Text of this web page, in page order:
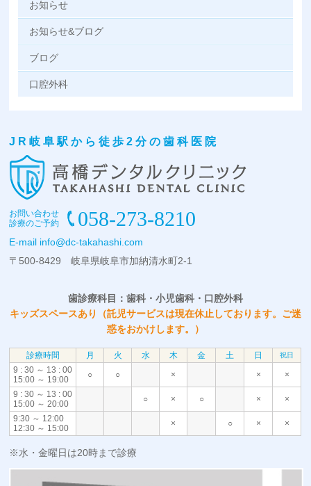
お知らせ
お知らせ&ブログ
ブログ
口腔外科
JR岐阜駅から徒歩2分の歯科医院
お問い合わせ
診療のご予約
058-273-8210
E-mail info@dc-takahashi.com
〒500-8429 岐阜県岐阜市加納清水町2-1
歯診療科目：歯科・小児歯科・口腔外科
キッズスペースあり（託児サービスは現在休止しております。ご迷
惑をおかけします。）
診療時間 月 火 水 木 金 土 日 祝日
9 : 30 ～ 13 : 00
15:00 ～ 19:00
○ ○ × ×
×
9 : 30 ～ 13 : 00
15:00 ～ 20:00
○ × ○ ×
×
9:30 ～ 12:00
12:30 ～ 15:00
× ○ × ×
※水・金曜日は20時まで診療